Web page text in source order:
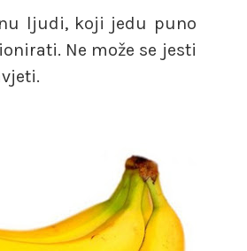
ljudi, koji jedu puno
Ne može se jesti